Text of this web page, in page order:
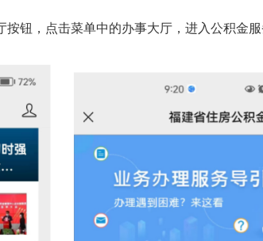
，点击菜单中的办事大厅，进入公积金服